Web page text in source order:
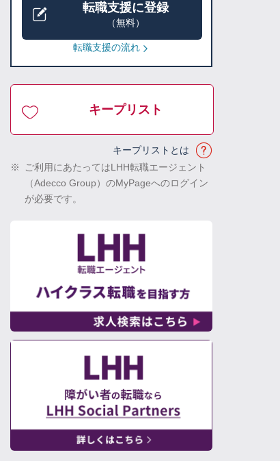
転職支援に登録
（無料）
転職支援の流れ
キープリスト
キープリストとは
※
ご利用にあたってはLHH転職エージェント
（Adecco Group）のMyPageへのログイン
が必要です。